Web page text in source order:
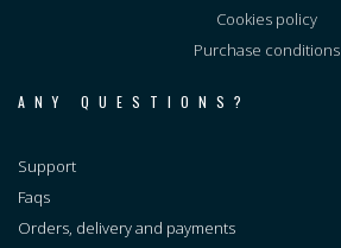
Cookies policy
Purchase conditions
ANY QUESTIONS?
Support
Faqs
Orders, delivery and payments